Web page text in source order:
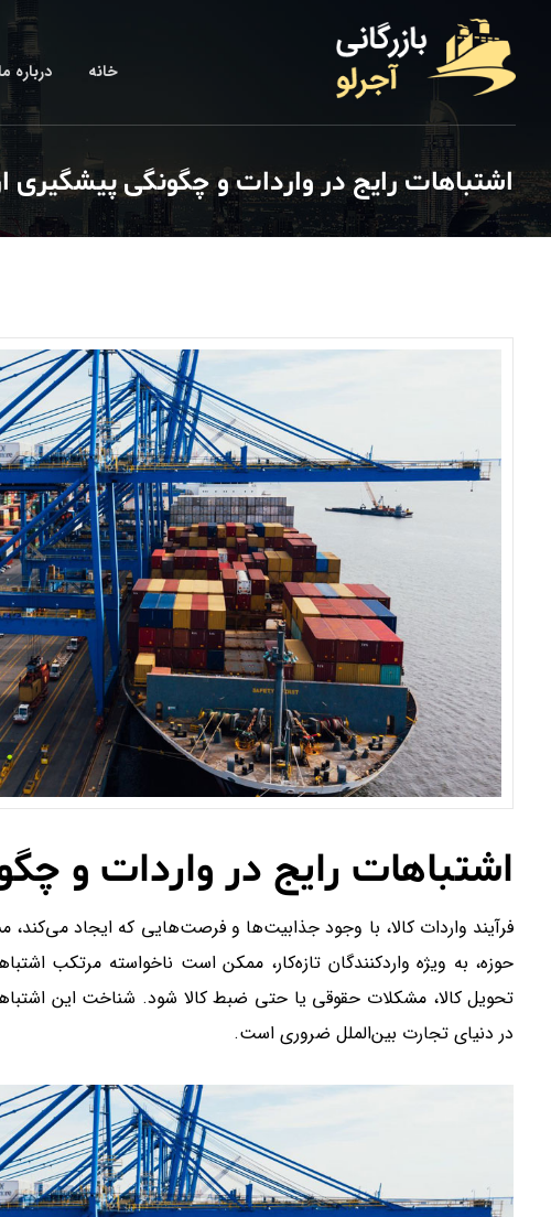
خانه درباره ما
اشتباهات رایج در واردات و چگونگی پیشگیری
اشتباهات رایج در واردات و
فرآیند واردات کالا، با وجود جذابیت‌ها و فرصت‌هایی که ایجاد
حوزه، به ویژه واردکنندگان تازه‌کار، ممکن است ناخواسته مرتکب
تحویل کالا، مشکلات حقوقی یا حتی ضبط کالا شود. شناخت این
در دنیای تجارت بین‌الملل ضروری است.